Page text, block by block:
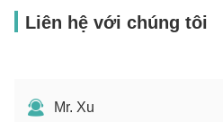
Liên hệ với chúng tôi
Mr. Xu